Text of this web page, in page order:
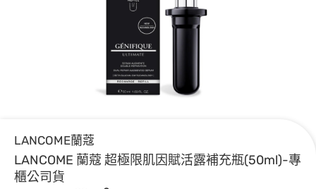
LANCOME蘭蔻
LANCOME 蘭蔻 超極限肌因賦活露補充瓶(50ml)-專
櫃公司貨